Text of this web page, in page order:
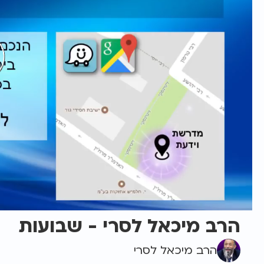
הרב מיכאל לסרי - שבועות
הרב מיכאל לסרי